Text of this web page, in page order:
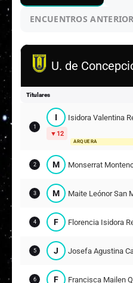
ENCUENTROS
U. de
Titulares
1
I Isidora Valentina
12
ARQUERA
2 M Monserrat
3 M Maite Leónor San
4 F Florencia Isidora
5 J Josefa Agustina
6 F Francisca Mailen